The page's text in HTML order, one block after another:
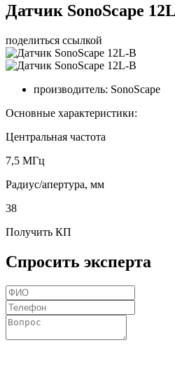
Датчик SonoScape
поделиться ссылкой
производитель: SonoScape
Основные характеристики:
Центральная частота
7,5 МГц
Радиуc/апертура, мм
38
Получить КП
Спросить эксперта